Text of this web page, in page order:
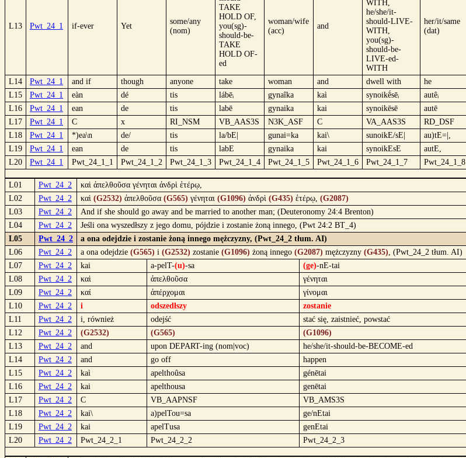
L13 Pwt_24_1 if-ever Yet
some/any
(nom)
TAKE
HOLD OF,
you(sg)-
should-be-
TAKE
HOLD OF-
ed
woman/wife
(acc)
and
WITH,
he/she/it-
should-LIVE-
WITH,
you(sg)-
should-be-
LIVE-ed-
WITH
her/it/same
(dat)
L14 Pwt_24_1 and if though anyone take woman and dwell with he
L15
Pwt_24_1 eàn dé tis lábēᵢ gynaîka kaì synoikḗsēᵢ autêᵢ
L16
Pwt_24_1 ean de tis labē gynaika kai synoikēsē autē
L17
Pwt_24_1 C x RI_NSM VB_AAS3S N3K_ASF C VA_AAS3S RD_DSF
L18
Pwt_24_1 *)ea\n de/ tis la/bE| gunai=ka kai\ sunoikE/sE| au)tE=|,
L19
Pwt_24_1 ean de tis labE gynaika kai synoikEsE autE,
L20
Pwt_24_1 Pwt_24_1_1 Pwt_24_1_2 Pwt_24_1_3 Pwt_24_1_4 Pwt_24_1_5 Pwt_24_1_6 Pwt_24_1_7 Pwt_24_1_8
L01 Pwt_24_2
καὶ ἀπελθοῦσα γένηται ἀνδρὶ ἑτέρῳ,
L02
Pwt_24_2 καὶ (G2532) ἀπελθοῦσα (G565) γένηται (G1096) ἀνδρὶ (G435) ἑτέρῳ, (G2087)
L03
Pwt_24_2
And if she should go away and be married to another man; (Deuteronomy 24:4 Brenton)
L04
Pwt_24_2
Jeśli ona wyszedłszy z jego domu, pójdzie i zostanie żoną innego, (Pwt 24:2 BT_4)
L05
Pwt_24_2
a ona odejdzie i zostanie żoną innego mężczyzny, (Pwt_24_2 tłum. AI)
L06
Pwt_24_2 a ona odejdzie (G565) i (G2532) zostanie (G1096) żoną innego (G2087) mężczyzny (G435), (Pwt_24_2 tłum. AI)
L07
Pwt_24_2 kai a-pelT-(u)-sa (ge)-nE-tai
L08
Pwt_24_2 καὶ ἀπελθοῦσα γένηται
L09
Pwt_24_2 καί ἀπέρχομαι γίνομαι
L10
Pwt_24_2 i odszedłszy zostanie
L11
Pwt_24_2 i, również odejść stać się, zaistnieć, powstać
L12
Pwt_24_2 (G2532) (G565) (G1096)
L13
Pwt_24_2 and upon DEPART-ing (nom|voc) he/she/it-should-be-BECOME-ed
L14
Pwt_24_2 and go off happen
L15
Pwt_24_2 kaì apelthoûsa génētai
L16
Pwt_24_2 kai apelthousa genētai
L17
Pwt_24_2 C VB_AAPNSF VB_AMS3S
L18
Pwt_24_2 kai\ a)pelTou=sa ge/nEtai
L19
Pwt_24_2 kai apelTusa genEtai
L20
Pwt_24_2 Pwt_24_2_1 Pwt_24_2_2 Pwt_24_2_3